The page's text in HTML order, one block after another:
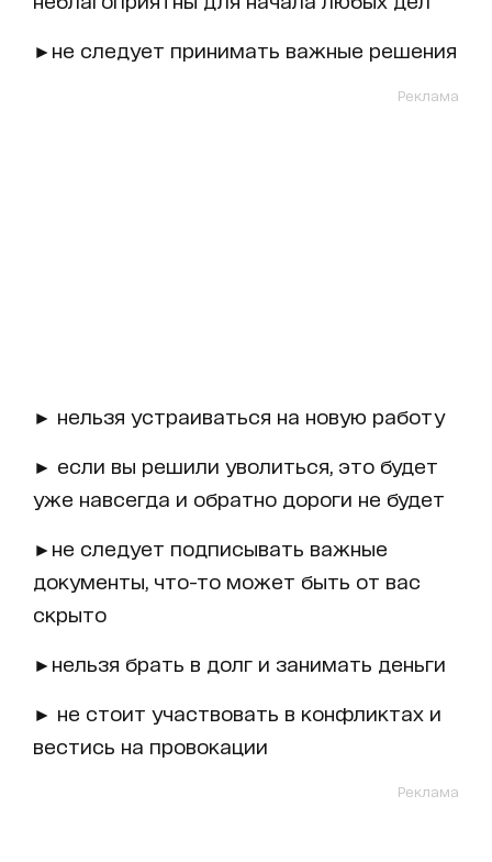
►не следует принимать важные решения
Реклама
► нельзя устраиваться на новую работу
► если вы решили уволиться, это будет
уже навсегда и обратно дороги не будет
►не следует подписывать важные
документы, что-то может быть от вас
скрыто
►нельзя брать в долг и занимать деньги
► не стоит участвовать в конфликтах и ​​
вестись на провокации
Реклама